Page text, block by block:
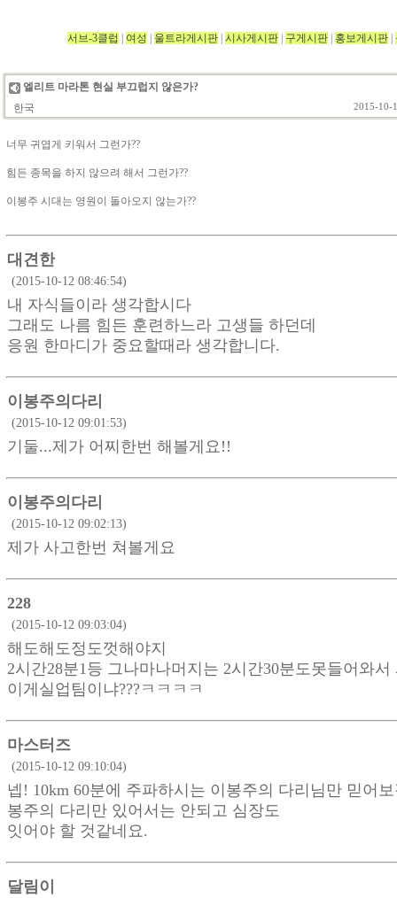
서브-3클럽 여성 울트라게시판 시사게시판 구게시판 홍보게시판
엘리트 마라톤 현실 부끄럽지 않은가?
한국
2015-10-
너무 귀엽게 키워서 그런가??
힘든 종목을 하지 않으려 해서 그런가??
이봉주 시대는 영원이 돌아오지 않는가??
대견한
(2015-10-12 08:46:54)
내 자식들이라 생각합시다
그래도 나름 힘든 훈련하느라 고생들 하던데
응원 한마디가 중요할때라 생각합니다.
이봉주의다리
(2015-10-12 09:01:53)
기둘...제가 어찌한번 해볼게요!!
이봉주의다리
(2015-10-12 09:02:13)
제가 사고한번 쳐볼게요
228
(2015-10-12 09:03:04)
해도해도정도껏해야지
2시간28분1등 그나마나머지는 2시간30분도못들어와서
이게실업팀이냐???ㅋㅋㅋㅋ
마스터즈
(2015-10-12 09:10:04)
넵! 10km 60분에 주파하시는 이봉주의 다리님만 믿어
봉주의 다리만 있어서는 안되고 심장도
잇어야 할 것같네요.
달림이